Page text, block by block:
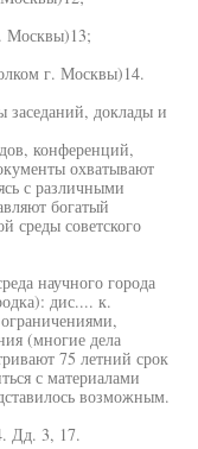
Москвы)13;
г. Москвы)14.
заседаний, доклады и
конференций,
охватывают
с различными
богатый
среды советского
научного города
дис.... к.
(многие дела
75 летний срок
с материалами
возможным.
Дд. 3, 17.